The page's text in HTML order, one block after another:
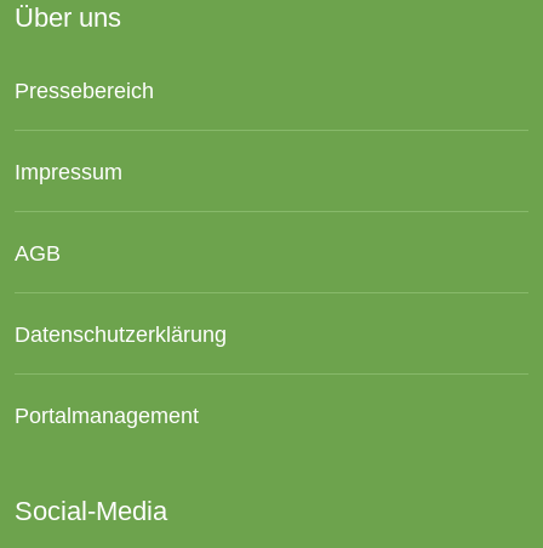
Über uns
Pressebereich
Impressum
AGB
Datenschutzerklärung
Portalmanagement
Social-Media